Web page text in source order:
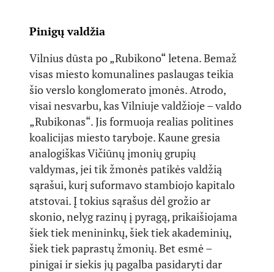
Pinigų valdžia
Vilnius dūsta po „Rubikono“ letena. Bemaž
visas miesto komunalines paslaugas teikia
šio verslo konglomerato įmonės. Atrodo,
visai nesvarbu, kas Vilniuje valdžioje – valdo
„Rubikonas“. Jis formuoja realias politines
koalicijas miesto taryboje. Kaune gresia
analogiškas Vičiūnų įmonių grupių
valdymas, jei tik žmonės patikės valdžią
sąrašui, kurį suformavo stambiojo kapitalo
atstovai. Į tokius sąrašus dėl grožio ar
skonio, nelyg razinų į pyragą, prikaišiojama
šiek tiek menininkų, šiek tiek akademinių,
šiek tiek paprastų žmonių. Bet esmė –
pinigai ir siekis jų pagalba pasidaryti dar